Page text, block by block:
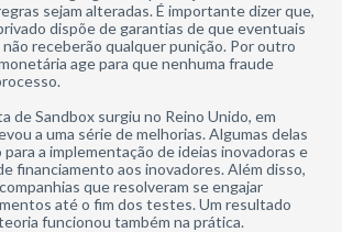
sejam alteradas. É importante dizer que,
dispõe de garantias de que eventuais
receberão qualquer punição. Por outro
age para que nenhuma fraude
de Sandbox surgiu no Reino Unido, em
a uma série de melhorias. Algumas delas
a implementação de ideias inovadoras e
financiamento aos inovadores. Além disso,
que resolveram se engajar
até o fim dos testes. Um resultado
funcionou também na prática.